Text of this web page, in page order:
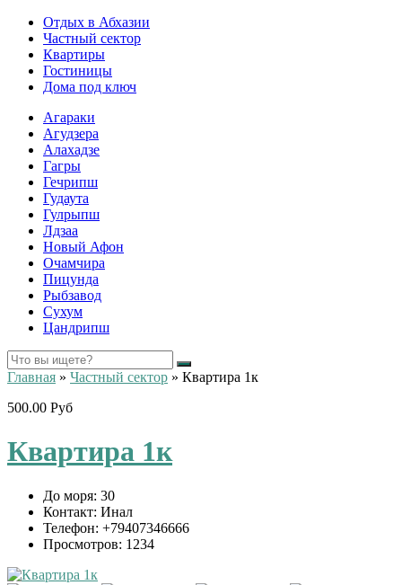
Отдых в Абхазии
Частный сектор
Квартиры
Гостиницы
Дома под ключ
Агараки
Агудзера
Алахадзе
Гагры
Гечрипш
Гудаута
Гулрыпш
Лдзаа
Новый Афон
Очамчира
Пицунда
Рыбзавод
Сухум
Цандрипш
Главная » Частный сектор » Квартира 1к
500.00 Руб
Квартира 1к
До моря: 30
Контакт: Инал
Телефон: +79407346666
Просмотров: 1234